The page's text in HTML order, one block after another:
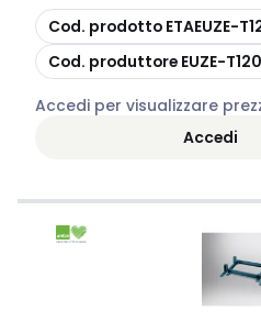
copia
Cod. prodotto ETAEUZE-
copia
Cod. produttore EUZE-
Accedi per visualizzare
Accedi